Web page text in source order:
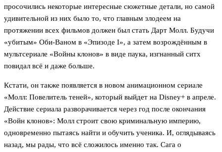
просочились некоторые интересные сюжетные детали, но самой
удивительной из них было то, что главным злодеем на
протяжении всех фильмов должен был стать Дарт Молл. Будучи
«убитым» Оби-Ваном в «Эпизоде I», а затем возрождённым в
мультсериале «Войны клонов» в виде паука, изгнанный ситх
повидал всё и даже больше.
Кстати, он также появляется в новом анимационном сериале
«Молл: Повелитель теней», который выйдет на Disney+ в апреле.
Действие сериала разворачивается через год после окончания
«Войн клонов»: Молл строит свою криминальную империю,
одновременно пытаясь найти и обучить ученика. И, оглядываясь
назад, мы рады, что всё сложилось именно так. Сага о